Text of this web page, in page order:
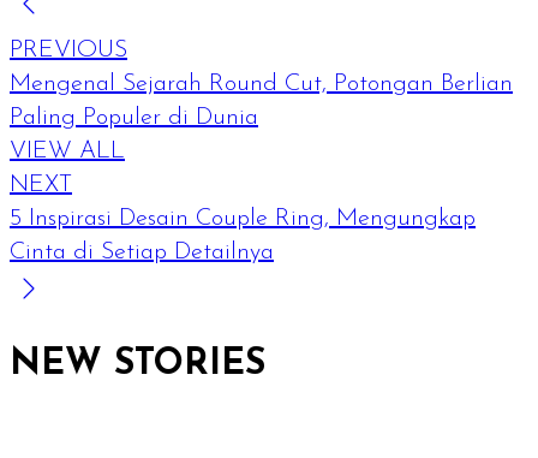
PREVIOUS
Mengenal Sejarah Round Cut, Potongan Berlian
Paling Populer di Dunia
VIEW ALL
NEXT
5 Inspirasi Desain Couple Ring, Mengungkap
Cinta di Setiap Detailnya
NEW STORIES